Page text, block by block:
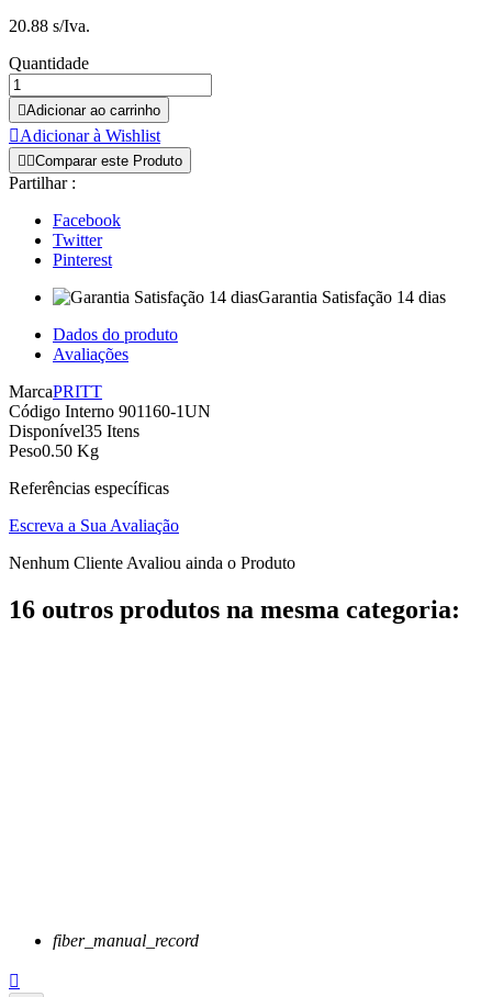
20.88 s/Iva.
Quantidade
Adicionar ao carrinho
Adicionar à Wishlist
 Comparar este Produto
Partilhar :
Facebook
Twitter
Pinterest
Garantia Satisfação 14 dias
Dados do produto
Avaliações
MarcaPRITT
Código Interno 901160-1UN
Disponível35 Itens
Peso0.50 Kg
Referências específicas
Escreva a Sua Avaliação
Nenhum Cliente Avaliou ainda o Produto
16 outros produtos na mesma categoria:
fiber_manual_record
